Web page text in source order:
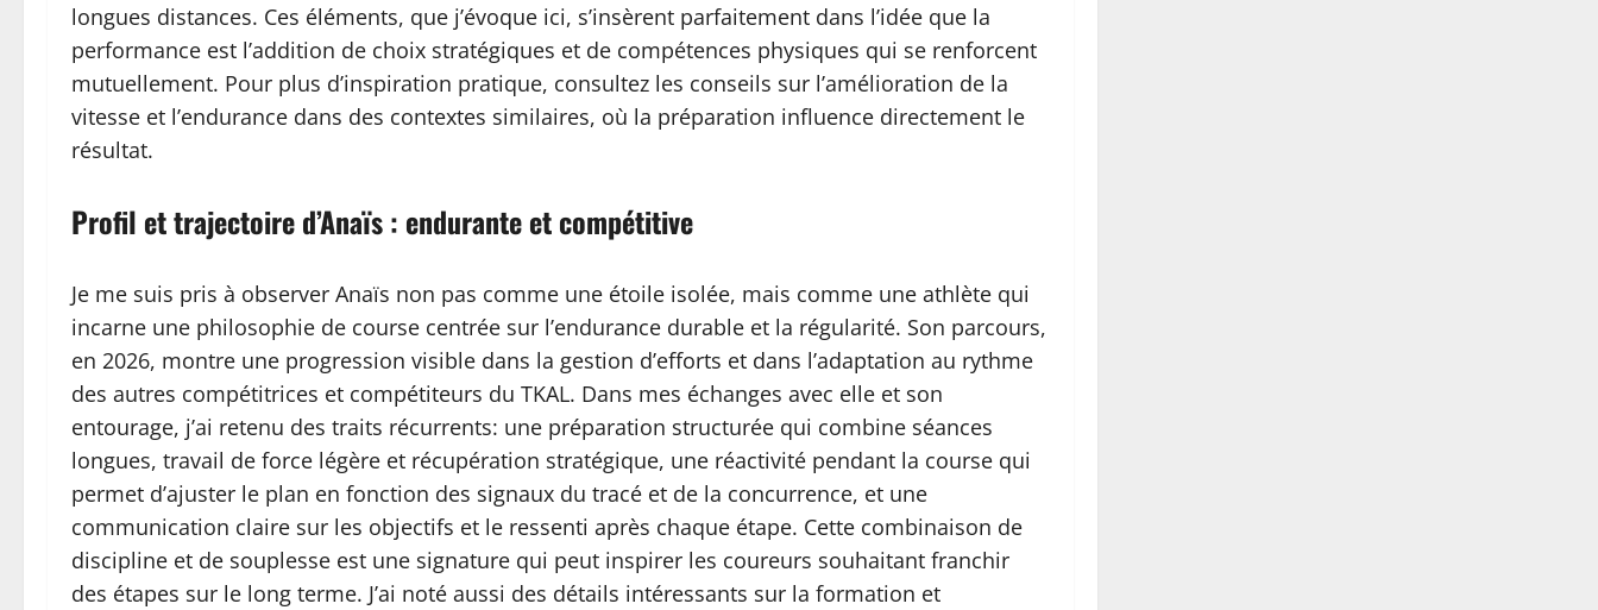
longues distances. Ces éléments, que j’évoque ici, s’insèrent parfaitement dans l’idée que la
performance est l’addition de choix stratégiques et de compétences physiques qui se renforcent
mutuellement. Pour plus d’inspiration pratique, consultez les conseils sur l’amélioration de la
vitesse et l’endurance dans des contextes similaires, où la préparation influence directement le
résultat.
Profil et trajectoire d’Anaïs : endurante et compétitive
Je me suis pris à observer Anaïs non pas comme une étoile isolée, mais comme une athlète qui
incarne une philosophie de course centrée sur l’endurance durable et la régularité. Son parcours,
en 2026, montre une progression visible dans la gestion d’efforts et dans l’adaptation au rythme
des autres compétitrices et compétiteurs du TKAL. Dans mes échanges avec elle et son
entourage, j’ai retenu des traits récurrents: une préparation structurée qui combine séances
longues, travail de force légère et récupération stratégique, une réactivité pendant la course qui
permet d’ajuster le plan en fonction des signaux du tracé et de la concurrence, et une
communication claire sur les objectifs et le ressenti après chaque étape. Cette combinaison de
discipline et de souplesse est une signature qui peut inspirer les coureurs souhaitant franchir
des étapes sur le long terme. J’ai noté aussi des détails intéressants sur la formation et